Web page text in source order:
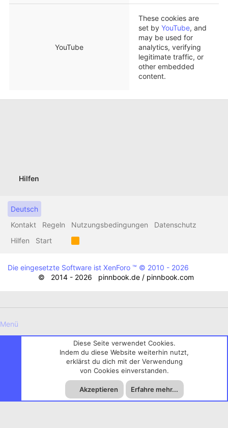
YouTube
These cookies are
set by YouTube, and
may be used for
analytics, verifying
legitimate traffic, or
other embedded
content.
Hilfen
Deutsch
Kontakt
Regeln Nutzungsbedingungen
Datenschutz
Hilfen
Start
R
Die eingesetzte Software ist XenForo ™ © 2010 - 2026
© 2014 - 2026 pinnbook.de / pinnbook.com
Menü
Diese Seite verwendet Cookies.
Indem du diese Website weiterhin nutzt,
erklärst du dich mit der Verwendung
von Cookies einverstanden.
Akzeptieren Erfahre mehr...